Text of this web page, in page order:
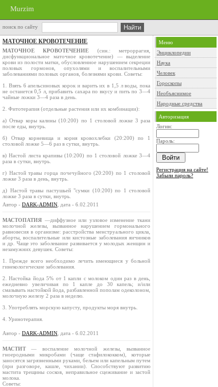
Murzim
поиск по сайту
МАТОЧНОЕ КРОВОТЕЧЕНИЕ
МАТОЧНОЕ КРОВОТЕЧЕНИЕ (син.: метроррагия,
дисфункциональное маточное кровотечение) — выделение
крови из полости матки, обусловленное нарушением секреции
половых гормонов, опухолями и воспалительными
заболеваниями половых органов, болезнями крови. Советы:
1. Взять 6 апельсиновых корок и варить их в 1,5 л воды, пока
не останется 0,5 л, прибавить сахара по вкусу и пить по 3—4
чайные ложки 3—4 раза в день.
2. Фитотерапия (отдельные растения или их комбинации):
а) Отвар коры калины (10:200) по 1 столовой ложке 3 раза
после еды, внутрь.
б) Отвар корневища и корня кровохлебки (20:200) по 1
столовой ложке 5—6 раз в сутки, внутрь.
в) Настой листа крапивы (10:200) по 1 столовой ложке 3—4
раза в сутки, внутрь.
г) Настой травы горца почечуйного (20:200) по 1 столовой
ложке 3 раза в день, внутрь.
д) Настой травы пастушьей "сумки (10:200) по 1 столовой
ложке 3 раза в сутки, внутрь.
Автор - DARK-ADMIN , дата - 6.02.2011
МАСТОПАТИЯ —диффузное или узловое изменение ткани
молочной железы, вызванное нарушением гормонального
равновесия в организме: расстройства менструального цикла,
аборты, воспалительные или кистозные заболевания яичников
и др. Чаще это заболевание развивается у молодых женщин и
незамужних девушек. Советы:
1. Прежде всего необходимо лечить имеющиеся у больной
гинекологические заболевания.
2. Настойка йода 5% от 1 капли с молоком один раз в день,
ежедневно увеличивая по 1 капле до 30 капель; и/или
смазывать настойкой йода, разбавленной пополам одеколоном,
молочную железу 2 раза в неделю.
3. Употреблять морскую капусту, продукты моря внутрь.
4. Уринотерапия.
Автор - DARK-ADMIN , дата - 6.02.2011
МАСТИТ — воспаление молочной железы, вызванное
гноеродными микробами (чаще стафилококком), которые
заносятся загрязненными руками, бельем или капельным путем
(при разговоре, кашле, чихании). Способствуют развитию
мастита трещины сосков, неправильное сцеживание и застой
молока.
Советы:
Меню
Энциклопедии
Наука
Человек
Гороскопы
Необъяснимое
Народные средства
Авторизация
Логин:
Пароль:
Регистрация на сайте!
Забыли пароль?